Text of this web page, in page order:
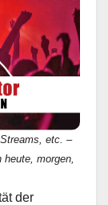
etc. –
morgen,
der